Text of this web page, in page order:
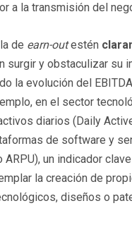
a la transmisión del
de earn-outestén
y obstaculizar su
la evolución del
en el sector
diarios (Daily
de software y
un indicador
la creación de
diseños o